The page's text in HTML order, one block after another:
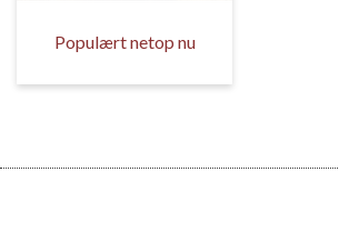
Populært netop nu